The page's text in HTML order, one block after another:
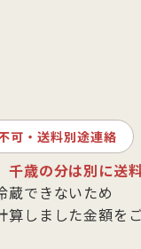
可・送料別途連絡
千歳の分は別に送
できないため
しました金額を